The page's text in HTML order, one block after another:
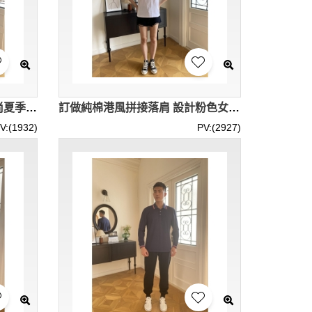
訂製polo領短袖女裝 設計時尚夏季高腰短袖 露臍裝 IG-BD-UK23139 訂做純棉港風拼接落肩 設計粉色女裝Polo領 翻領短袖logo IG-BD-UK23138
PV:(2927)